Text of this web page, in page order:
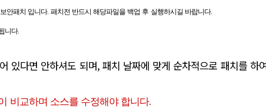
안패치 입니다. 패치전 반드시 해당파일을 백업 후 실행하시길 바랍니다.
니다.
다면 안하셔도 되며, 패치 날짜에 맞게 순차적으로 패치를 하
비교하며 소스를 수정해야 합니다.